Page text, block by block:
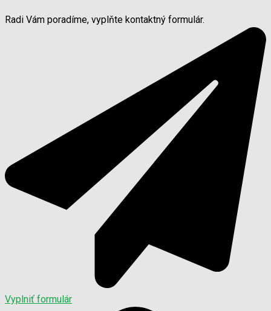
Radi Vám poradíme, vyplňte kontaktný formulár.
Vyplniť formulár